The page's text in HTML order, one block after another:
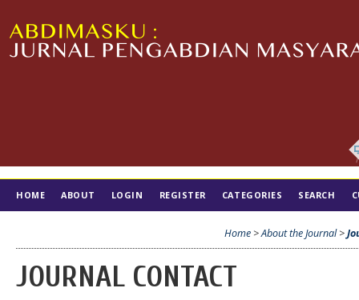
HOME ABOUT LOGIN REGISTER CATEGORIES SEARCH
Home >About the Journal>
JOURNAL CONTACT